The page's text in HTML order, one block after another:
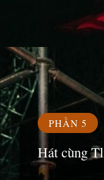
Đang mở
PHẦN 5
Hát cùng